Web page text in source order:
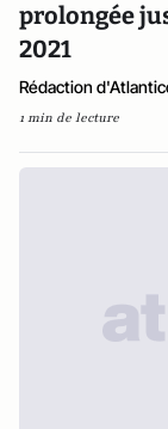
prolongée
2021
Rédaction
1 min de lecture